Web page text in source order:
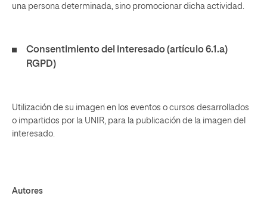
una persona determinada, sino promocionar dicha actividad.
Consentimiento del interesado (artículo 6.1.a)
RGPD)
Utilización de su imagen en los eventos o cursos desarrollados
o impartidos por la UNIR, para la publicación de la imagen del
interesado.
Autores